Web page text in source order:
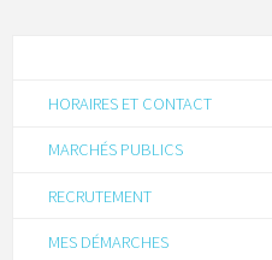
HORAIRES ET CONTACT
MARCHÉS PUBLICS
RECRUTEMENT
MES DÉMARCHES